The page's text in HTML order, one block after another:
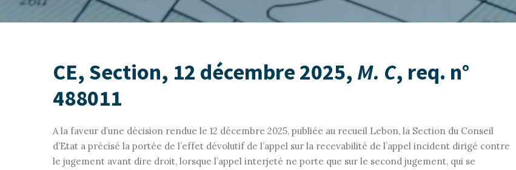
CE, Section, 12 décembre 2025, M. C, req. n°
488011
A la faveur d’une décision rendue le 12 décembre 2025, publiée au recueil Lebon, la Section du Conseil
d’Etat a précisé la portée de l’effet dévolutif de l’appel sur la recevabilité de l’appel incident dirigé contre
le jugement avant dire droit, lorsque l’appel interjeté ne porte que sur le second jugement, qui se